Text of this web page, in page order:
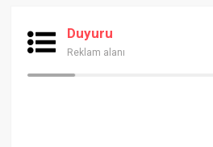
Duyuru
Reklam alanı